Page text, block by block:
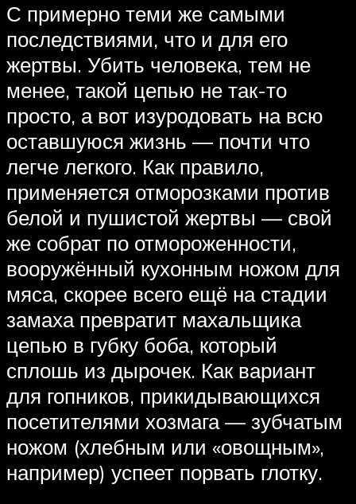
С примерно теми же самыми
последствиями, что и для его
жертвы. Убить человека, тем не
менее, такой цепью не так-то
просто, а вот изуродовать на всю
оставшуюся жизнь — почти что
легче легкого. Как правило,
применяется отморозками против
белой и пушистой жертвы — свой
же собрат по отмороженности,
вооружённый кухонным ножом для
мяса, скорее всего ещё на стадии
замаха превратит махальщика
цепью в губку боба, который
сплошь из дырочек. Как вариант
для гопников, прикидывающихся
посетителями хозмага — зубчатым
ножом (хлебным или «овощным»,
например) успеет порвать глотку.